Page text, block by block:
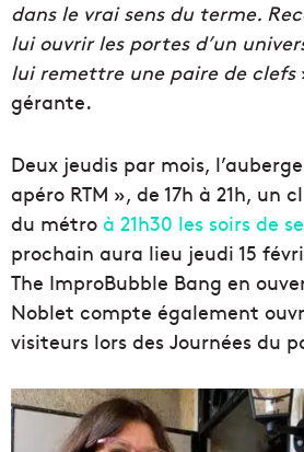
dans le vrai sens du terme.
lui ouvrir les portes d’un
lui remettre une paire de clefs
gérante.
Deux jeudis par mois,
apéro RTM », de 17h à 21h, un
du métro à 21h30 les soirs de
prochain aura lieu jeudi 15
The ImproBubble Bang en
Noblet compte également
visiteurs lors des Journées du